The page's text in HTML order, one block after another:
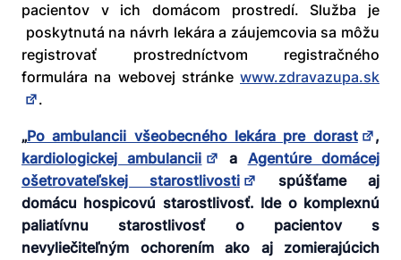
pacientov v ich domácom prostredí. Služba je
poskytnutá na návrh lekára a záujemcovia sa môžu
registrovať prostredníctvom registračného
formulára na webovej stránke www.zdravazupa.sk
.
„Po ambulancii všeobecného lekára pre dorast
,
kardiologickej ambulancii
a Agentúre domácej
ošetrovateľskej starostlivosti
spúšťame aj
domácu hospicovú starostlivosť. Ide o komplexnú
paliatívnu starostlivosť o pacientov s
nevyliečiteľným ochorením ako aj zomierajúcich